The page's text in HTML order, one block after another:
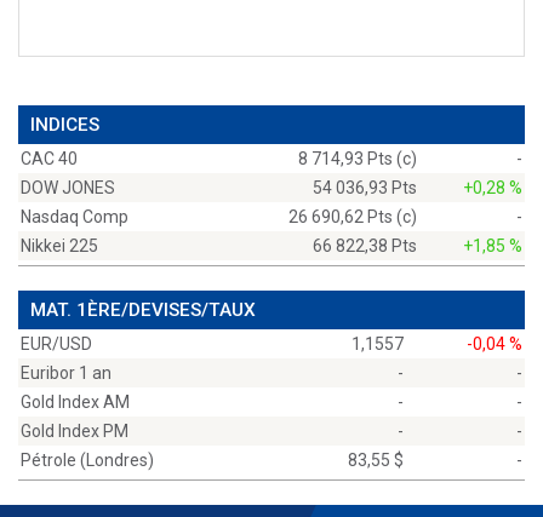
INDICES
CAC 40 8 714,93 Pts (c)
-
DOW JONES
54 036,93 Pts
+0,28 %
Nasdaq Comp
26 690,62 Pts (c)
-
Nikkei 225
66 822,38 Pts +1,85 %
MAT. 1ÈRE/DEVISES/TAUX
EUR/USD 1,1557
-0,04 %
Euribor 1 an
-
-
Gold Index AM
-
-
Gold Index PM
-
-
Pétrole (Londres)
83,55 $ -